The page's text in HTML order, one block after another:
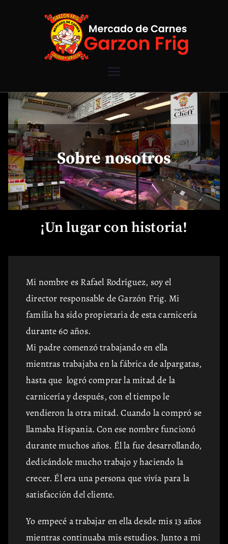
Carnes
Garzon Frig
Sobre nosotros
¡Un lugar con historia!
Mi nombre es Rafael Rodríguez, soy el
director responsable de Garzón Frig. Mi
familia ha sido propietaria de esta carnicería
durante 60 años.
Mi padre comenzó trabajando en ella
mientras trabajaba en la fábrica de alpargatas,
hasta que logró comprar la mitad de la
carnicería y después, con el tiempo le
vendieron la otra mitad. Cuando la compró se
llamaba Hispania. Con ese nombre funcionó
durante muchos años. Él la fue desarrollando,
dedicándole mucho trabajo y haciendo la
crecer. Él era una persona que vivía para la
satisfacción del cliente.
Yo empecé a trabajar en ella desde mis 13 años
mientras continuaba mis estudios. Junto a mi